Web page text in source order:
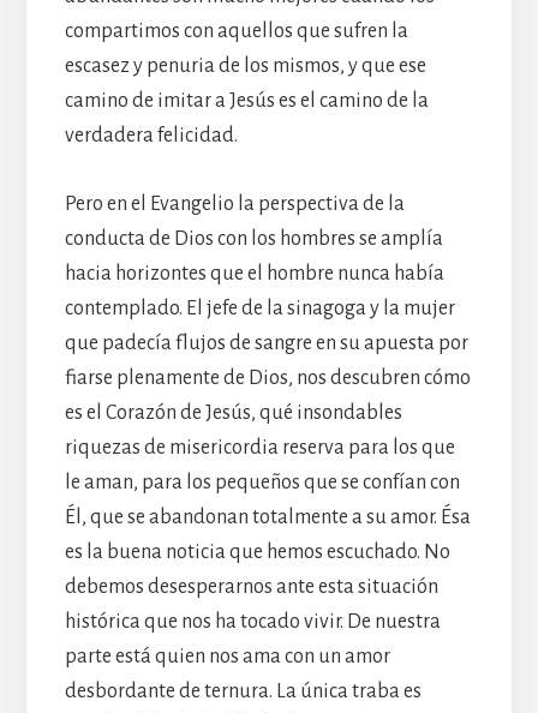
compartimos con aquellos que sufren la
escasez y penuria de los mismos, y que ese
camino de imitar a Jesús es el camino de la
verdadera felicidad.
Pero en el Evangelio la perspectiva de la
conducta de Dios con los hombres se amplía
hacia horizontes que el hombre nunca había
contemplado. El jefe de la sinagoga y la mujer
que padecía flujos de sangre en su apuesta por
fiarse plenamente de Dios, nos descubren cómo
es el Corazón de Jesús, qué insondables
riquezas de misericordia reserva para los que
le aman, para los pequeños que se confían con
Él, que se abandonan totalmente a su amor. Ésa
es la buena noticia que hemos escuchado. No
debemos desesperarnos ante esta situación
histórica que nos ha tocado vivir. De nuestra
parte está quien nos ama con un amor
desbordante de ternura. La única traba es